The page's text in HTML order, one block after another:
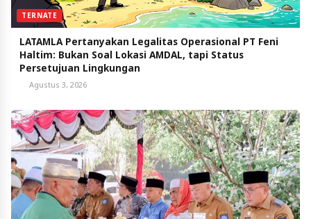
TERNATE
LATAMLA Pertanyakan Legalitas Operasional PT Feni
Haltim: Bukan Soal Lokasi AMDAL, tapi Status
Persetujuan Lingkungan
Agustus 3, 2026